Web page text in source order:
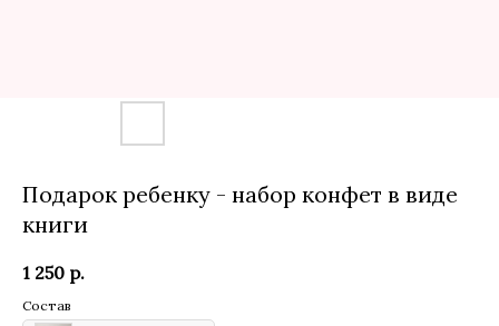
Подарок ребенку - набор конфет в виде
книги
1 250 р.
Состав